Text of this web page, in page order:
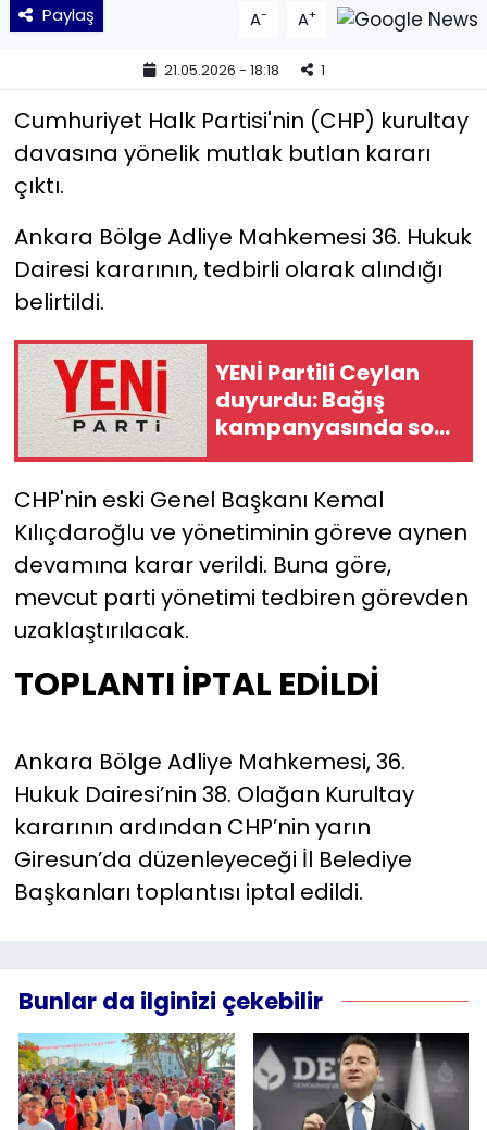
Paylaş A- A+
21.05.2026 - 18:18 1
Cumhuriyet Halk Partisi'nin (CHP) kurultay
davasına yönelik mutlak butlan kararı
çıktı.
Ankara Bölge Adliye Mahkemesi 36. Hukuk
Dairesi kararının, tedbirli olarak alındığı
belirtildi.
YENİ Partili Ceylan
duyurdu: Bağış
kampanyasında son
durum ne?
CHP'nin eski Genel Başkanı Kemal
Kılıçdaroğlu ve yönetiminin göreve aynen
devamına karar verildi. Buna göre,
mevcut parti yönetimi tedbiren görevden
uzaklaştırılacak.
TOPLANTI İPTAL EDİLDİ
Ankara Bölge Adliye Mahkemesi, 36.
Hukuk Dairesi’nin 38. Olağan Kurultay
kararının ardından CHP’nin yarın
Giresun’da düzenleyeceği İl Belediye
Başkanları toplantısı iptal edildi.
Bunlar da ilginizi çekebilir
Yaşam
YEREL POLİTİKA
Yurt